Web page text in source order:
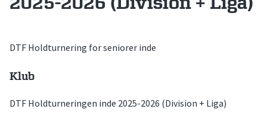
DTF Holdturnering for seniorer inde
Klub
DTF Holdturneringen inde 2025-2026 (Division + Liga)